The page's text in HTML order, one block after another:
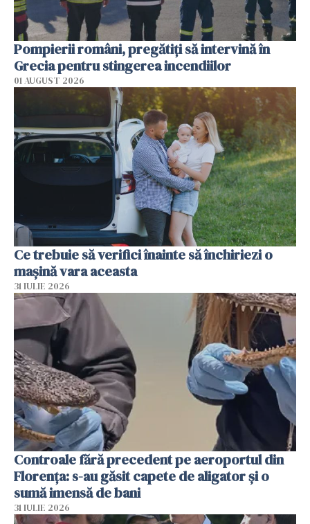
Pompierii români, pregătiţi să intervină în
Grecia pentru stingerea incendiilor
01 AUGUST 2026
Ce trebuie să verifici înainte să închiriezi o
mașină vara aceasta
31 IULIE 2026
Controale fără precedent pe aeroportul din
Florența: s-au găsit capete de aligator și o
sumă imensă de bani
31 IULIE 2026